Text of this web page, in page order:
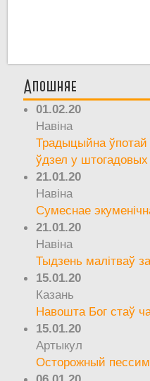
Апошняе
01.02.20
Навіна
Традыцыйна ўпотай
ўдзел у
21.01.20
Навіна
Сумеснае
21.01.20
Навіна
Тыдзень малітваў
15.01.20
Казань
Навошта Бог стаў
15.01.20
Артыкул
Осторожный